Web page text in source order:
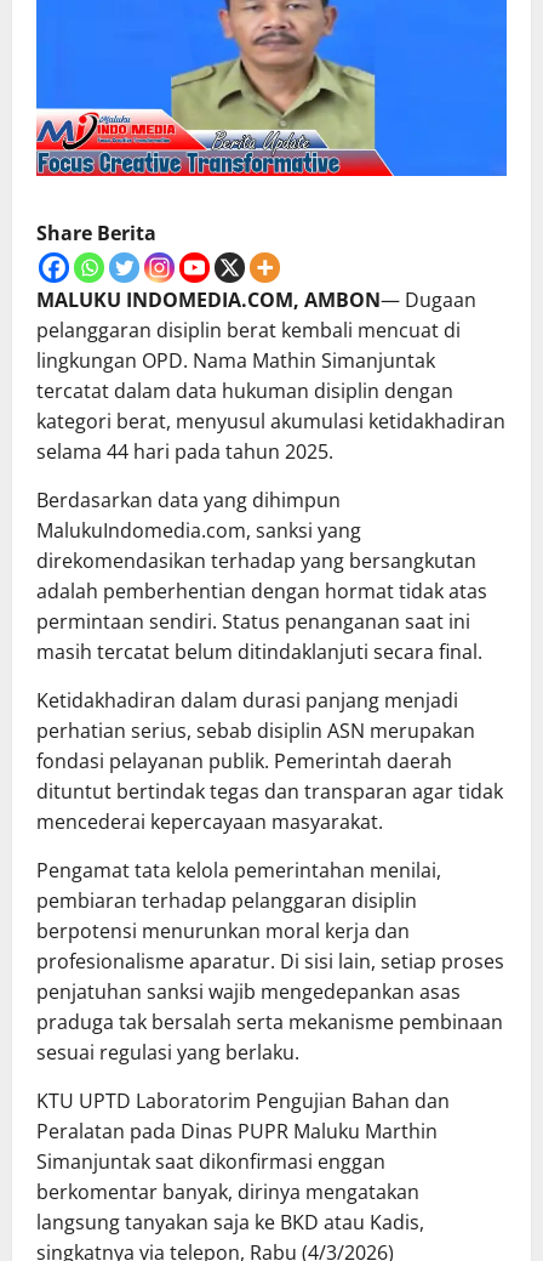
Share Berita
MALUKU INDOMEDIA.COM, AMBON— Dugaan
pelanggaran disiplin berat kembali mencuat di
lingkungan OPD. Nama Mathin Simanjuntak
tercatat dalam data hukuman disiplin dengan
kategori berat, menyusul akumulasi ketidakhadiran
selama 44 hari pada tahun 2025.
Berdasarkan data yang dihimpun
MalukuIndomedia.com, sanksi yang
direkomendasikan terhadap yang bersangkutan
adalah pemberhentian dengan hormat tidak atas
permintaan sendiri. Status penanganan saat ini
masih tercatat belum ditindaklanjuti secara final.
Ketidakhadiran dalam durasi panjang menjadi
perhatian serius, sebab disiplin ASN merupakan
fondasi pelayanan publik. Pemerintah daerah
dituntut bertindak tegas dan transparan agar tidak
mencederai kepercayaan masyarakat.
Pengamat tata kelola pemerintahan menilai,
pembiaran terhadap pelanggaran disiplin
berpotensi menurunkan moral kerja dan
profesionalisme aparatur. Di sisi lain, setiap proses
penjatuhan sanksi wajib mengedepankan asas
praduga tak bersalah serta mekanisme pembinaan
sesuai regulasi yang berlaku.
KTU UPTD Laboratorim Pengujian Bahan dan
Peralatan pada Dinas PUPR Maluku Marthin
Simanjuntak saat dikonfirmasi enggan
berkomentar banyak, dirinya mengatakan
langsung tanyakan saja ke BKD atau Kadis,
singkatnya via telepon, Rabu (4/3/2026)